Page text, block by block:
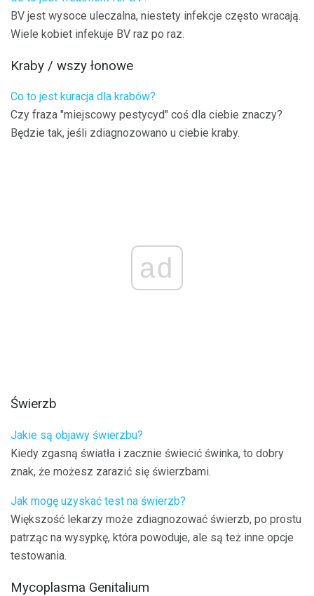
BV jest wysoce uleczalna, niestety infekcje często wracają.
Wiele kobiet infekuje BV raz po raz.
Kraby / wszy łonowe
Co to jest kuracja dla krabów?
Czy fraza "miejscowy pestycyd" coś dla ciebie znaczy?
Będzie tak, jeśli zdiagnozowano u ciebie kraby.
ad
Świerzb
Jakie są objawy świerzbu?
Kiedy zgasną światła i zacznie świecić świnka, to dobry
znak, że możesz zarazić się świerzbami.
Jak mogę uzyskać test na świerzb?
Większość lekarzy może zdiagnozować świerzb, po prostu
patrząc na wysypkę, która powoduje, ale są też inne opcje
testowania.
Mycoplasma Genitalium